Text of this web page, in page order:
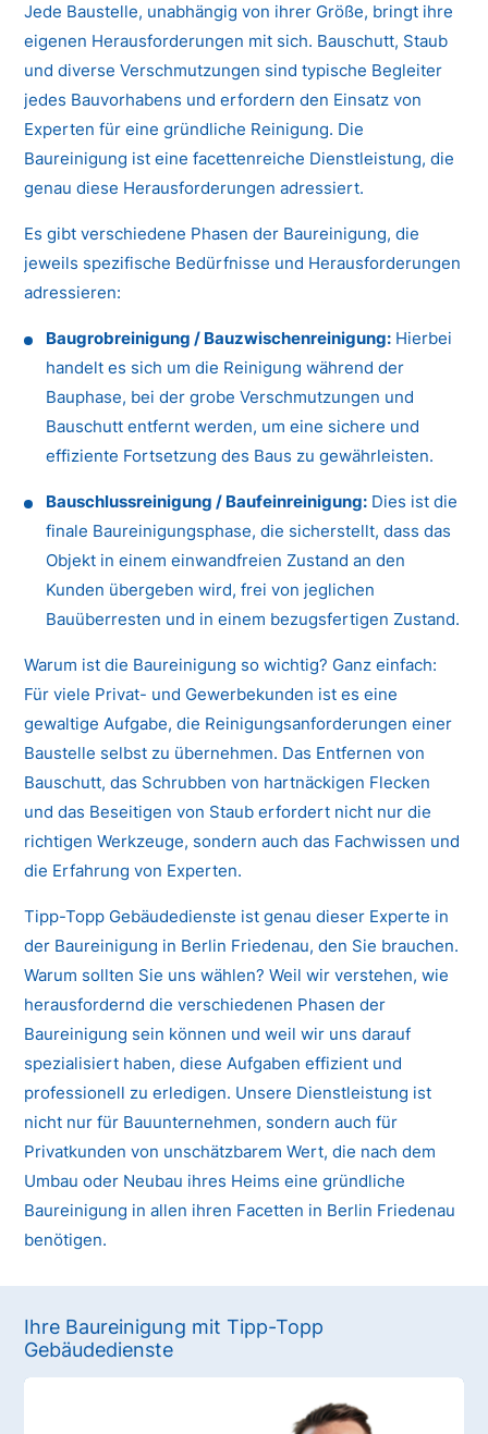
Jede Baustelle, unabhängig von ihrer Größe, bringt ihre
eigenen Herausforderungen mit sich. Bauschutt, Staub
und diverse Verschmutzungen sind typische Begleiter
jedes Bauvorhabens und erfordern den Einsatz von
Experten für eine gründliche Reinigung. Die
Baureinigung ist eine facettenreiche Dienstleistung, die
genau diese Herausforderungen adressiert.
Es gibt verschiedene Phasen der Baureinigung, die
jeweils spezifische Bedürfnisse und Herausforderungen
adressieren:
Baugrobreinigung / Bauzwischenreinigung: Hierbei
handelt es sich um die Reinigung während der
Bauphase, bei der grobe Verschmutzungen und
Bauschutt entfernt werden, um eine sichere und
effiziente Fortsetzung des Baus zu gewährleisten.
Bauschlussreinigung / Baufeinreinigung: Dies ist die
finale Baureinigungsphase, die sicherstellt, dass das
Objekt in einem einwandfreien Zustand an den
Kunden übergeben wird, frei von jeglichen
Bauüberresten und in einem bezugsfertigen Zustand.
Warum ist die Baureinigung so wichtig? Ganz einfach:
Für viele Privat- und Gewerbekunden ist es eine
gewaltige Aufgabe, die Reinigungsanforderungen einer
Baustelle selbst zu übernehmen. Das Entfernen von
Bauschutt, das Schrubben von hartnäckigen Flecken
und das Beseitigen von Staub erfordert nicht nur die
richtigen Werkzeuge, sondern auch das Fachwissen und
die Erfahrung von Experten.
Tipp-Topp Gebäudedienste ist genau dieser Experte in
der Baureinigung in Berlin Friedenau, den Sie brauchen.
Warum sollten Sie uns wählen? Weil wir verstehen, wie
herausfordernd die verschiedenen Phasen der
Baureinigung sein können und weil wir uns darauf
spezialisiert haben, diese Aufgaben effizient und
professionell zu erledigen. Unsere Dienstleistung ist
nicht nur für Bauunternehmen, sondern auch für
Privatkunden von unschätzbarem Wert, die nach dem
Umbau oder Neubau ihres Heims eine gründliche
Baureinigung in allen ihren Facetten in Berlin Friedenau
benötigen.
Ihre Baureinigung mit Tipp-Topp
Gebäudedienste